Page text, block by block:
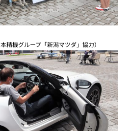
機グループ「新潟マツダ」協力）